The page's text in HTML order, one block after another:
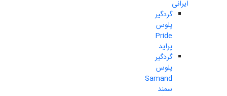
ایرانی
گردگیر
پلوس
Pride
پراید
گردگیر
پلوس
Samand
سمند